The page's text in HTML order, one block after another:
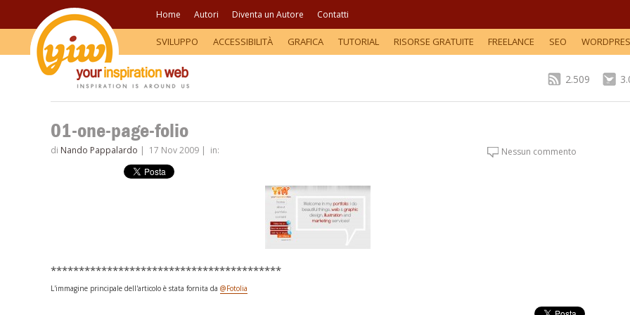
Home Autori Diventa un Autore Contatti
SVILUPPO ACCESSIBILITÀ GRAFICA TUTORIAL RISORSE GRATUITE FREELANCE SEO
2.509
01-one-page-folio
di Nando Pappalardo | 17 Nov 2009 | in: Nessun commento
*****************************************
L'immagine principale dell'articolo è stata fornita da @Fotolia